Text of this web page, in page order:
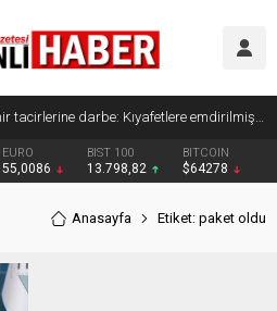
Yüksekova’da zehir tacirlerine darbe: Kıyafetlere emdirilmiş 13 kilo metamfetamin ele geçirildi
EURO
55,0086
BIST 100
13.798,82
BITCOIN
$64278
Anasayfa Etiket: paket oldu